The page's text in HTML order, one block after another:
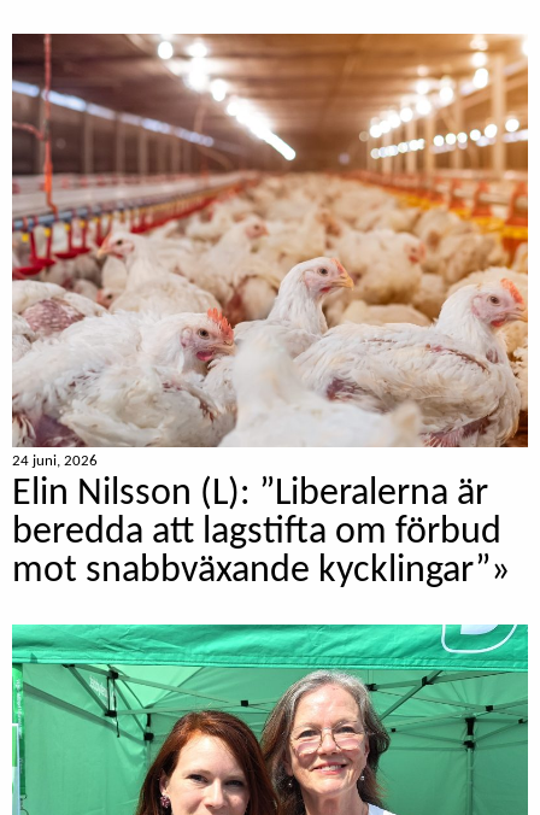
24 juni, 2026
Elin Nilsson (L): ”Liberalerna är
beredda att lagstifta om förbud
mot snabbväxande kycklingar”»